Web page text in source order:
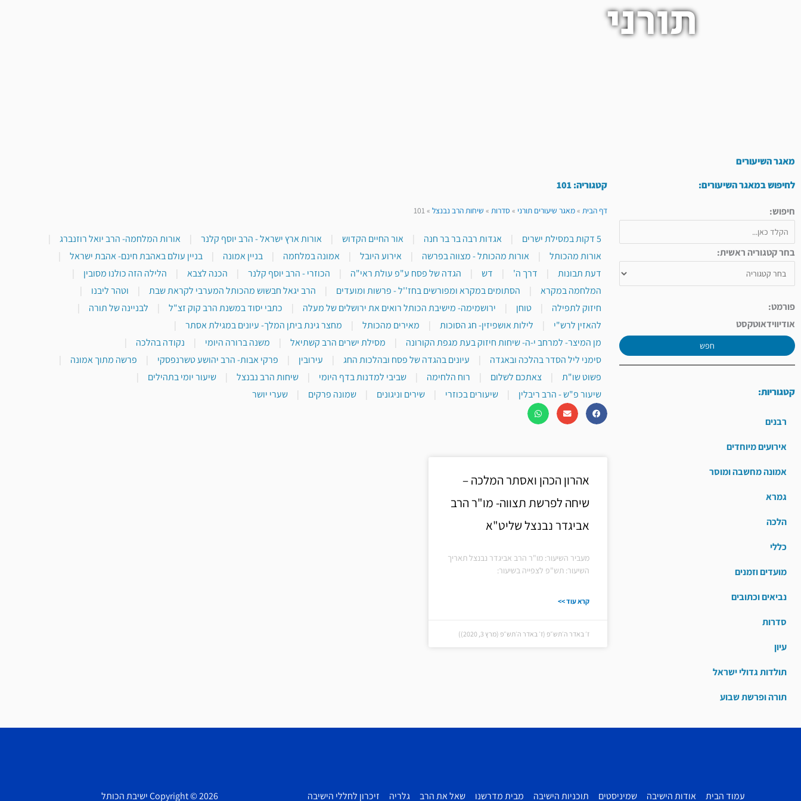
תורני
מאגר השיעורים
לחיפוש במאגר השיעורים:
חיפוש:
בחר קטגוריה ראשית:
פורמט:
אודיווידאוטקסט
חפש
קטגוריות:
רבנים
אירועים מיוחדים
אמונה מחשבה ומוסר
גמרא
הלכה
כללי
מועדים וזמנים
נביאים וכתובים
סדרות
עיון
תולדות גדולי ישראל
תורה ופרשת שבוע
קטגוריה: 101
דף הבית»מאגר שיעורים תורני » סדרות» שיחות הרב נבנצל»
101
5 דקות במסילת ישרים | אגדות רבה בר בר חנה | אור החיים הקדוש | אורות ארץ ישראל - הרב יוסף קלנר | אורות המלחמה- הרב יואל רוזנברג
|
אורות מהכותל
| אורות מהכותל - מצווה בפרשה | אירוע היובל | אמונה במלחמה | בניין אמונה | בניין עולם באהבת חינם- אהבת ישראל
|
דעת תבונות
| דרך ה' | דש | הגדה של פסח ע"פ עולת ראי"ה | הכוזרי - הרב יוסף קלנר | הכנה לצבא | הלילה הזה כולנו מסובין
|
המלחמה במקרא
| הסתומים במקרא ומפורשים בחז''ל - פרשות ומועדים | הרב יגאל חבשוש מהכותל המערבי לקראת שבת | וטהר ליבנו
|
חיזוק לתפילה
| טוחן | ירושמימה- מישיבת הכותל רואים את ירושלים של מעלה | כתבי יסוד במשנת הרב קוק זצ"ל | לבניינה של תורה
|
להאזין לרש"י
| לילות אושפיזין- חג הסוכות | מאירים מהכותל | מחצר גינת ביתן המלך- עיונים במגילת אסתר
|
מן המיצר- למרחב י-ה- שיחות חיזוק בעת מגפת הקורונה
| מסילת ישרים הרב קשתיאל | משנה ברורה היומי | נקודה בהלכה
|
סימני ליל הסדר בהלכה ובאגדה
| עיונים בהגדה של פסח ובהלכות החג | עירובין | פרקי אבות- הרב יהושע טשרנפסקי | פרשה מתוך אמונה
|
פשוט שו"ת
| צאתכם לשלום | רוח הלחימה | שביבי למדנות בדף היומי | שיחות הרב נבנצל | שיעור יומי בתהילים
|
שיעור פ"ש - הרב ריבלין
| שיעורים בכוזרי | שירים וניגונים | שמונה פרקים | שערי יושר
אהרון הכהן ואסתר המלכה –
שיחה לפרשת תצווה- מו"ר הרב
אביגדר נבנצל שליט"א
מעביר השיעור: מו"ר הרב אביגדר נבנצל תאריך
השיעור: תש"פ לצפייה בשיעור:
קרא עוד >>
ז׳ באדר ה׳תש״פ (ז׳ באדר ה׳תש״פ (מרץ 3, 2020))
עמוד הבית אודות הישיבה שמיניסטים תוכניות הישיבה מבית מדרשנו שאל את הרב גלריה זיכרון לחללי הישיבה Copyright © 2026 ישיבת הכותל